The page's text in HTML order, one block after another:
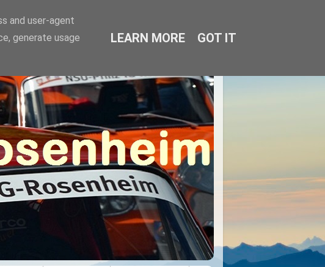
and user-agent
generate usage
LEARN MORE GOT IT